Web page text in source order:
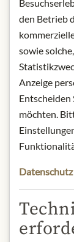
-
den Betrieb
sowie
Anzeige
Entscheiden
möchten.
Datenschutz